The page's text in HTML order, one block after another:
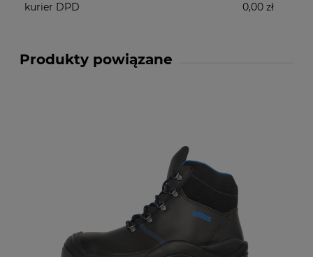
kurier DPD 0,00 zł
Produkty powiązane